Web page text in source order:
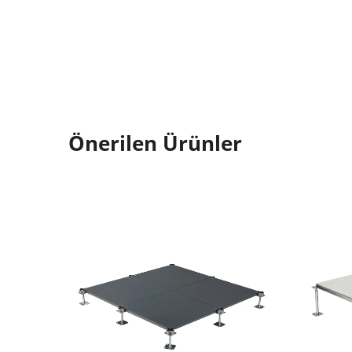
Önerilen Ürünler